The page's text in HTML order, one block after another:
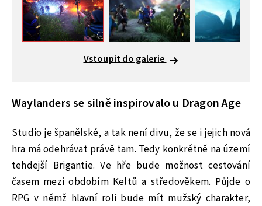
Vstoupit do galerie
Waylanders se silně inspirovalo u Dragon Age
Studio je španělské, a tak není divu, že se i jejich nová
hra má odehrávat právě tam. Tedy konkrétně na území
tehdejší Brigantie. Ve hře bude možnost cestování
časem mezi obdobím Keltů a středověkem. Půjde o
RPG v němž hlavní roli bude mít mužský charakter,